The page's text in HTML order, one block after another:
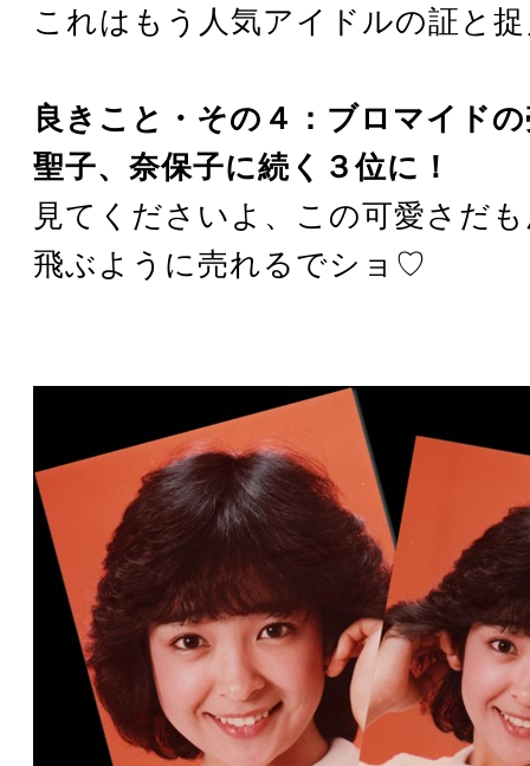
これはもう人気アイドルの証と
良きこと・その４：ブロマイド
聖子、奈保子に続く３位に！
見てくださいよ、この可愛さだ
飛ぶように売れるでショ♡